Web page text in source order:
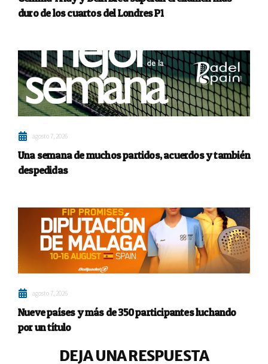
duro de los cuartos del Londres P1
agosto 7, 2026
Una semana de muchos partidos, acuerdos y también
despedidas
agosto 7, 2026
Nueve países y más de 350 participantes luchando
por un título
DEJA UNA RESPUESTA